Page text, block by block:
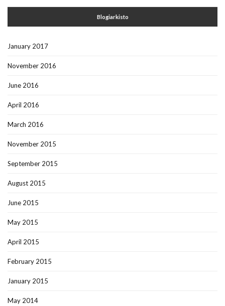
Blogiarkisto
January 2017
November 2016
June 2016
April 2016
March 2016
November 2015
September 2015
August 2015
June 2015
May 2015
April 2015
February 2015
January 2015
May 2014